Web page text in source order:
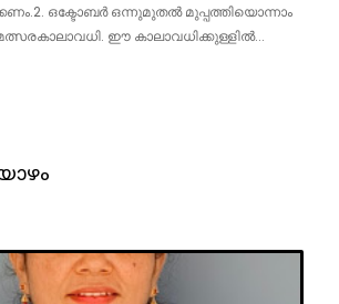
ഒക്ടോബർ ഒന്നുമുതൽ മുപ്പത്തിയൊന്നാം
ഈ കാലാവധിക്കുള്ളിൽ...